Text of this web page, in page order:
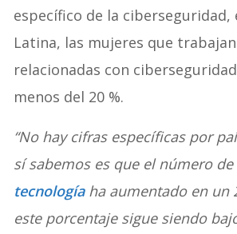
específico de la ciberseguridad,
Latina, las mujeres que
relacionadas con
menos del 20 %.
“No hay cifras específicas por
sí sabemos es que el número de
tecnologíaha aumentado en un
este porcentaje sigue siendo